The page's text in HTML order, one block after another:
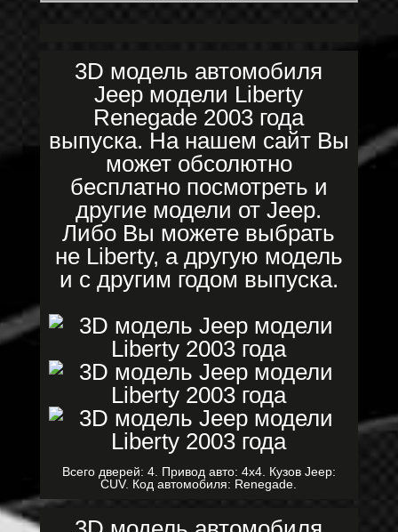
3D модель автомобиля
Jeep модели Liberty
Renegade 2003 года
выпуска. На нашем сайт Вы
может обсолютно
бесплатно посмотреть и
другие модели от Jeep.
Либо Вы можете выбрать
не Liberty, а другую модель
и с другим годом выпуска.
Всего дверей: 4. Привод авто: 4x4. Кузов Jeep:
CUV. Код автомобиля: Renegade.